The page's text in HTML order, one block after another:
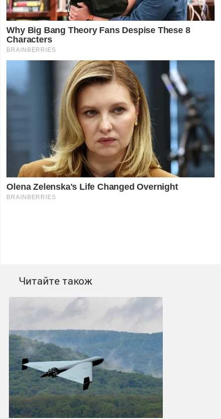
Читайте також